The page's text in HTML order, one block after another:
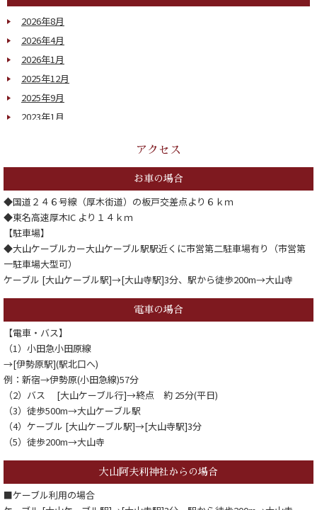
2026年8月
2026年4月
2026年1月
2025年12月
2025年9月
2023年1月
2020年1月
2019年12月
2019年1月
アクセス
お車の場合
◆国道２４６号線（厚木街道）の板戸交差点より６ｋｍ
◆東名高速厚木IC より１４ｋｍ
【駐車場】
◆大山ケーブルカー大山ケーブル駅駅近くに市営第二駐車場有り（市営第
一駐車場大型可）
ケーブル [大山ケーブル駅]→[大山寺駅]3分、駅から徒歩200m→大山寺
電車の場合
【電車・バス】
（1）小田急小田原線
→[伊勢原駅](駅北口へ)
例：新宿→伊勢原(小田急線)57分
（2）バス [大山ケーブル行]→終点 約 25分(平日)
（3）徒歩500m→大山ケーブル駅
（4）ケーブル [大山ケーブル駅]→[大山寺駅]3分
（5）徒歩200m→大山寺
大山阿夫利神社からの場合
■ケーブル利用の場合